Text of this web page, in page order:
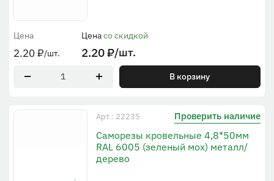
Цена
2.20₽/шт.
Ценасо скидкой
2.20₽/шт.
В корзину
Арт.: 22235 Проверить наличие
Саморезы кровельные 4,8*50мм
RAL 6005 (зеленый мох) металл/
дерево